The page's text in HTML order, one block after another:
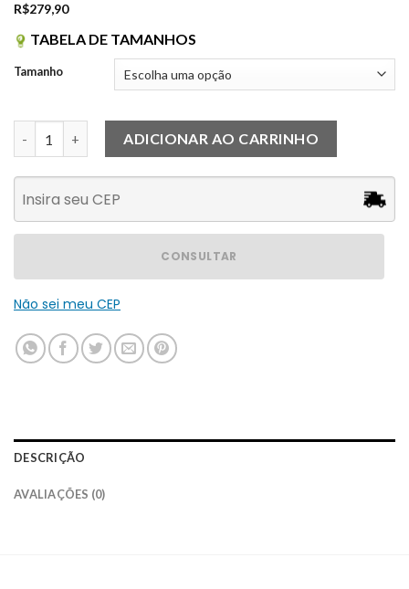
R$279,90
TABELA DE TAMANHOS
Tamanho
ADICIONAR AO CARRINHO
CONSULTAR
Não sei meu CEP
DESCRIÇÃO
AVALIAÇÕES (0)